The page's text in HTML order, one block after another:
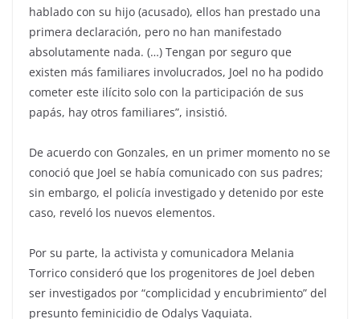
hablado con su hijo (acusado), ellos han prestado una
primera declaración, pero no han manifestado
absolutamente nada. (…) Tengan por seguro que
existen más familiares involucrados, Joel no ha podido
cometer este ilícito solo con la participación de sus
papás, hay otros familiares”, insistió.
De acuerdo con Gonzales, en un primer momento no se
conoció que Joel se había comunicado con sus padres;
sin embargo, el policía investigado y detenido por este
caso, reveló los nuevos elementos.
Por su parte, la activista y comunicadora Melania
Torrico consideró que los progenitores de Joel deben
ser investigados por “complicidad y encubrimiento” del
presunto feminicidio de Odalys Vaquiata.